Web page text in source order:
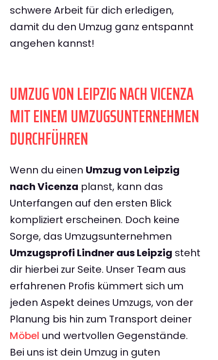
schwere Arbeit für dich erledigen,
damit du den Umzug ganz entspannt
angehen kannst!
UMZUG VON LEIPZIG NACH VICENZA
MIT EINEM UMZUGSUNTERNEHMEN
DURCHFÜHREN
Wenn du einen Umzug von Leipzig
nach Vicenza planst, kann das
Unterfangen auf den ersten Blick
kompliziert erscheinen. Doch keine
Sorge, das Umzugsunternehmen
Umzugsprofi Lindner aus Leipzig steht
dir hierbei zur Seite. Unser Team aus
erfahrenen Profis kümmert sich um
jeden Aspekt deines Umzugs, von der
Planung bis hin zum Transport deiner
Möbel und wertvollen Gegenstände.
Bei uns ist dein Umzug in guten